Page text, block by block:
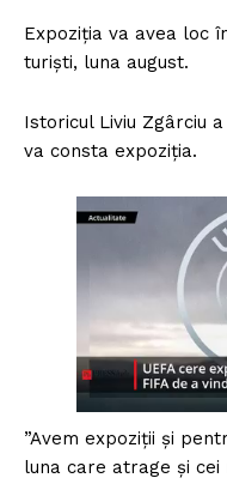
Expoziția va avea loc
turiști, luna august.
Istoricul Liviu Zgârciu
va consta expoziția.
”Avem expoziții și
luna care atrage și